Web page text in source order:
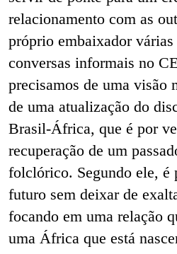
relacionamento com as
próprio embaixador
conversas informais no
precisamos de uma visão
de uma atualização do
Brasil-África, que é por
recuperação de um
folclórico. Segundo ele, é
futuro sem deixar de
focando em uma relação
uma África que está